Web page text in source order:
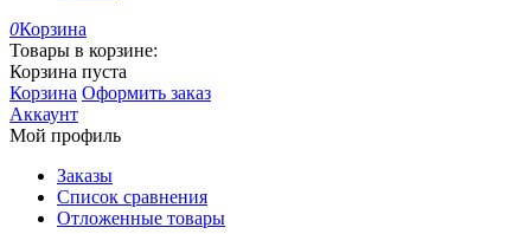
0Корзина
Товары в корзине:
Корзина пуста
Корзина Оформить заказ
Аккаунт
Мой профиль
Заказы
Список сравнения
Отложенные товары